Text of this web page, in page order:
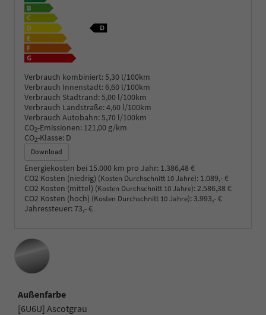
Verbrauch kombiniert:5,30 l/100km
Verbrauch Innenstadt: 6,60 l/100km
Verbrauch Stadtrand:5,00 l/100km
Verbrauch Landstraße:4,60 l/100km
Verbrauch Autobahn:5,70 l/100km
CO2-Emissionen: 121,00 g/km
CO2-Klasse: D
Download
Energiekosten bei 15.000 km pro Jahr: 1.386,48 €
CO2 Kosten (niedrig) (Kosten Durchschnitt 10 Jahre): 1.089,- €
CO2 Kosten (mittel) (Kosten Durchschnitt 10 Jahre): 2.586,38 €
CO2 Kosten (hoch) (Kosten Durchschnitt 10 Jahre):3.993,- €
Jahressteuer:73,- €
Außenfarbe
[6U6U] Ascotgrau